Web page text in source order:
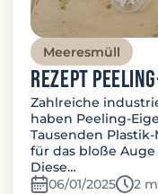
Meeresmüll
Rezept
Zahlreiche
haben Peeling-
Tausenden
für das bloße
Diese…
06/01/2025
2